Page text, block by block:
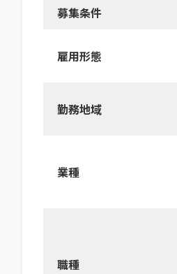
募集条件
雇用形態
勤務地域
業種
職種